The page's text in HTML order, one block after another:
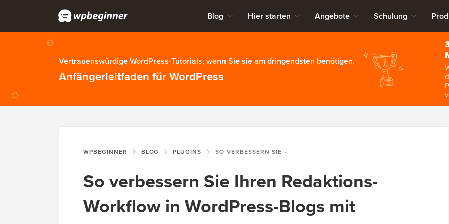
Blog Hier starten Angebote Schulung
Vertrauenswürdige WordPress-Tutorials, wenn Sie sie am dringendsten benötigen.
Anfängerleitfaden für WordPress
WPBEGINNER BLOG PLUGINS SO VERBESSERN SIE IHREN REDAKTIONS-WORKFLOW IN WORDPRESS-BLOGS MIT MEHREREN AUTOREN
So verbessern Sie Ihren Redaktions-
Workflow in WordPress-Blogs mit